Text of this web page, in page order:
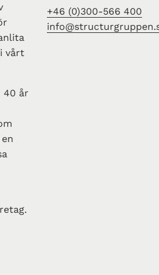
vårt
40 år
+46 (0)300-566 400